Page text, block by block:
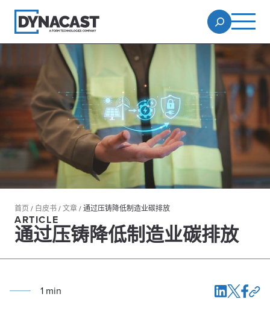
首页 / 白皮书/文章/通过压铸降低制造业碳排放
ARTICLE
通过压铸降低制造业碳排放
1 min